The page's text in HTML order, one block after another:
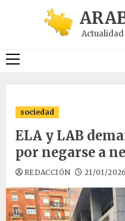
Menú
sociedad
ELA y LAB
por negarse a
REDACCIÓN 21/01/2026